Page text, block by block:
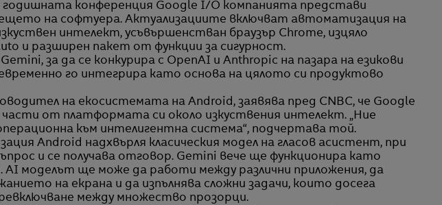
годишната конференция Google I/O компанията представи
на софтуера. Актуализациите включват автоматизация на
интелект, усъвършенстван браузър Chrome, изцяло
и разширен пакет от функции за сигурност.
за да се конкурира с OpenAI и Anthropic на пазара на езикови
го интегрира като основа на цялото си продуктово
на екосистемата на Android, заявява пред CNBC, че Google
части от платформата си около изкуствения интелект. „Ние
към интелигентна система“, подчертава той.
Android надхвърля класическия модел на гласов асистент, при
и се получава отговор. Gemini вече ще функционира като
AI моделът ще може да работи между различни приложения, да
на екрана и да изпълнява сложни задачи, които досега
между множество прозорци.